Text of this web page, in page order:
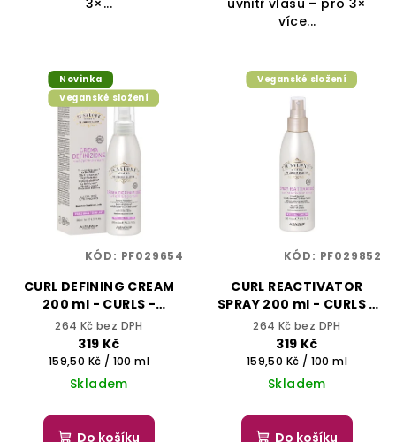
více...
Novinka
Veganské složení
CURL DEFINING CREAM
200 ml - CURLS -
ALFAPARF IL SALONE
MILANO
264 Kč bez DPH
319 Kč
Měrná
cena:
159,50 Kč / 100 ml
Skladem
Do košíku
KÓD: PF029654
Veganské složení
CURL REACTIVATOR
SPRAY 200 ml - CURLS -
ALFAPARF IL SALONE
MILANO
264 Kč bez DPH
319 Kč
Měrná
cena:
159,50 Kč / 100 ml
Skladem
Do košíku
KÓD: PF029852